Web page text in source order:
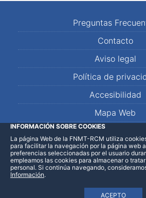
Preguntas
Contacto
Aviso legal
Política de
Accesibilidad
Mapa Web
LinkedInFacebookWhatsApp
INFORMACIÓN SOBRE COOKIES
La página Web de la FNMT-RCM utiliza
para facilitar la navegación por la página web
preferencias seleccionadas por el usuario
empleamos las cookies para almacenar o
personal. Si continúa navegando,
ACEPTO
Información.